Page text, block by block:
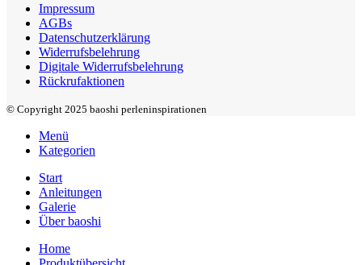
Impressum
AGBs
Datenschutzerklärung
Widerrufsbelehrung
Digitale Widerrufsbelehrung
Rückrufaktionen
© Copyright 2025 baoshi perleninspirationen
Menü
Kategorien
Start
Anleitungen
Galerie
Über baoshi
Home